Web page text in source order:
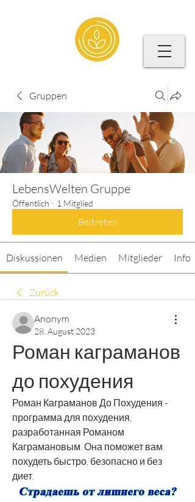
Gruppen
LebensWelten Gruppe
Öffentlich · 1 Mitglied
Beitreten
Diskussionen Medien Mitglieder Info
Zurück
Anonym
28. August 2023
Роман каграманов
до похудения
Роман Каграманов До Похудения -
программа для похудения,
разработанная Романом
Каграмановым. Она поможет вам
похудеть быстро, безопасно и без
диет.